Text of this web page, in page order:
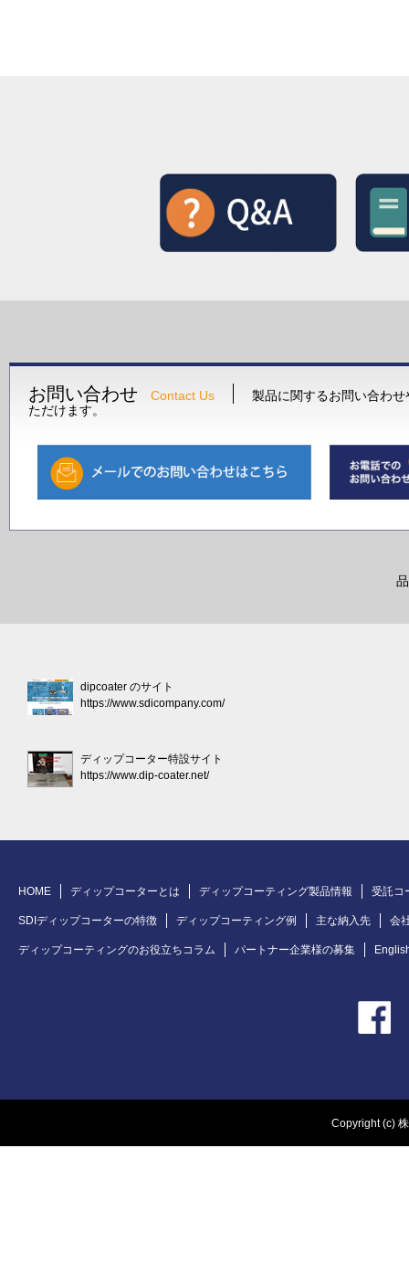
お問い合わせ Contact Us
製品に関するお問い合わ
ただけます。
dipcoater のサイト
https://www.sdicompany.com/
ディップコーター特設サイト
https://www.dip-coater.net/
HOME ディップコーターとは ディップコーティング製品情報 受託コ
SDIディップコーターの特徴 ディップコーティング例 主な納入先 会
ディップコーティングのお役立ちコラム パートナー企業様の募集
Copyright (c)